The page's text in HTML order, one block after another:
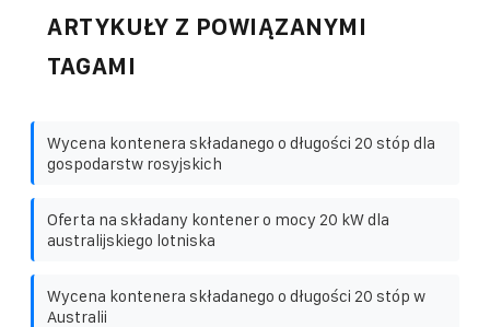
ARTYKUŁY Z POWIĄZANYMI
TAGAMI
Wycena kontenera składanego o długości 20 stóp dla
gospodarstw rosyjskich
Oferta na składany kontener o mocy 20 kW dla
australijskiego lotniska
Wycena kontenera składanego o długości 20 stóp w
Australii